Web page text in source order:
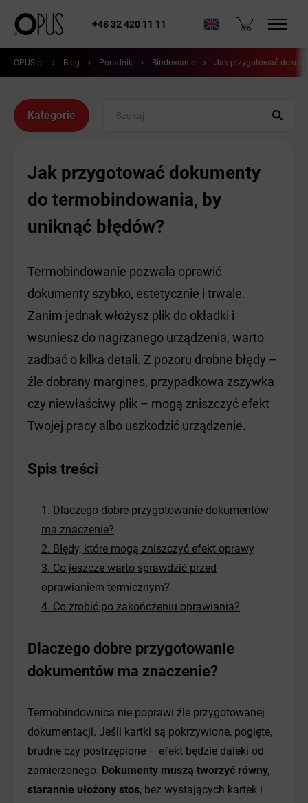
+48 32 420 11 11
OPUS.pl Blog Poradnik Bindowanie Jak przygotować
Jak przygotować dokumenty
do termobindowania, by
uniknąć błędów?
Termobindowanie pozwala oprawić
dokumenty szybko, estetycznie i trwale.
Zanim jednak włożysz plik do okładki i
wsuniesz do nagrzanego urządzenia, warto
zadbać o kilka detali. Z pozoru drobne błędy –
źle dobrany margines, przypadkowa zszywka
czy niewłaściwy plik – mogą zniszczyć efekt
Twojej pracy albo uszkodzić urządzenie.
Spis treści
1. Dlaczego dobre przygotowanie dokumentów
ma znaczenie?
2. Błędy, które mogą zniszczyć efekt oprawy
3. Co jeszcze warto sprawdzić przed
oprawianiem termicznym?
4. Co zrobić po zakończeniu oprawiania?
Dlaczego dobre przygotowanie
dokumentów ma znaczenie?
Termobindownica nie poprawi źle przygotowanej
dokumentacji. Jeśli kartki są pokrzywione, pogięte,
brudne czy postrzępione – efekt będzie daleki od
zamierzonego. Dokumenty muszą tworzyć równy,
starannie ułożony stos, bez wystających kartek i
Kategorie